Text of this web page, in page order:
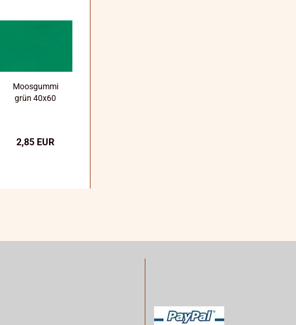
Moosgummi
grün 40x60
2,85 EUR